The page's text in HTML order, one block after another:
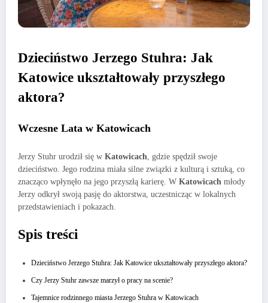
Dzieciństwo Jerzego Stuhra: Jak
Katowice ukształtowały przyszłego
aktora?
Wczesne Lata w Katowicach
Jerzy Stuhr urodził się w Katowicach , gdzie spędził swoje
dzieciństwo. Jego rodzina miała silne związki z kulturą i sztuką, co
znacząco wpłynęło na jego przyszłą karierę. W Katowicach młody
Jerzy odkrył swoją pasję do aktorstwa, uczestnicząc w lokalnych
przedstawieniach i pokazach.
Spis treści
Dzieciństwo Jerzego Stuhra: Jak Katowice ukształtowały przyszłego aktora?
Czy Jerzy Stuhr zawsze marzył o pracy na scenie?
Tajemnice rodzinnego miasta Jerzego Stuhra w Katowicach